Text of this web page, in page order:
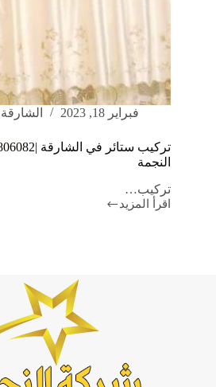
فبراير 18, 2023 الشارقة
النجمة
تركيب…
اقرأ المزيد
تركيب